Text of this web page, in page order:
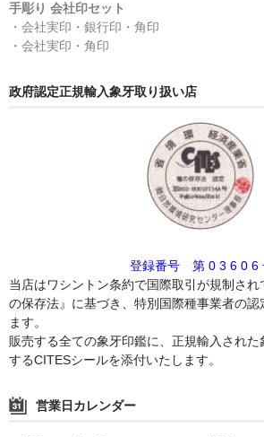
手彫り 会社印セット
・会社実印・銀行印・角印
・会社実印・角印
政府認定正規輸入象牙取り扱い店
登録番号 第 0 3 6 0 6
当店はワシントン条約で国際取引が規制さ
の保存法』に基づき、特別国際種事業者の
ます。
販売する全ての象牙印鑑に、正規輸入された
するCITESシールを添付いたします。
営業日カレンダー